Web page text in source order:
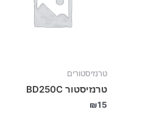
טרנזיסטורים
טרנזיסטור BD250C
₪15